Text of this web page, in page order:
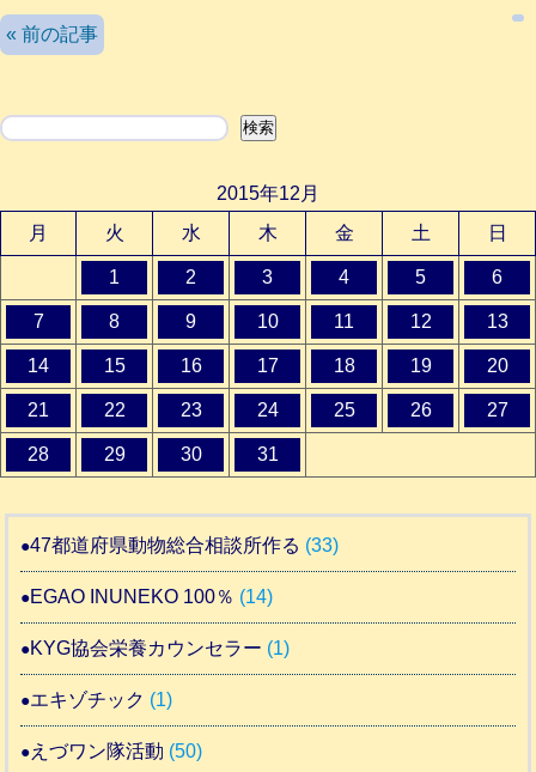
« 前の記事
検索
2015年12月
月
火 水 木 金 土 日
1 2 3 4 5 6
7 8 9 10 11 12 13
14 15 16 17 18 19 20
21 22 23 24 25 26 27
28 29 30 31
47都道府県動物総合相談所作る (33)
EGAO INUNEKO 100％ (14)
KYG協会栄養カウンセラー (1)
エキゾチック (1)
えづワン隊活動 (50)